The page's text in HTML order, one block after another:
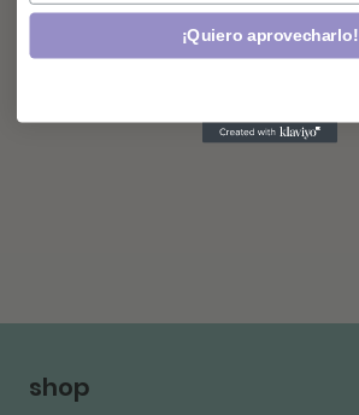
shop
¡Quiero aprovecharlo!